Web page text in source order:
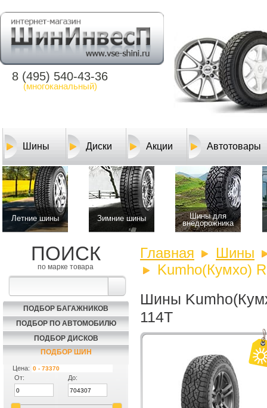
8 (495) 540-43-36
(многоканальный)
Шины Диски Акции Автотовары
Летние шины Зимние шины
Шины для
внедорожника
ПОИСК
по марке товара
ПОДБОР БАГАЖНИКОВ
ПОДБОР ПО АВТОМОБИЛЮ
ПОДБОР ДИСКОВ
ПОДБОР ШИН
Цена:
От:
До:
Главная
Шины
Kumho(Кумхо)
Шины
114T